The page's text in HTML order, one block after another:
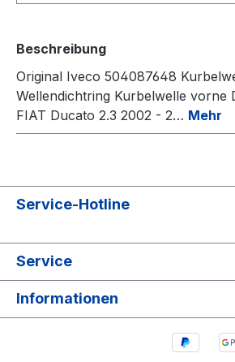
Beschreibung
Original Iveco 504087648
Wellendichtring Kurbelwelle vorne
FIAT Ducato 2.3 2002 - 2… Mehr
Service-Hotline
Service
Informationen